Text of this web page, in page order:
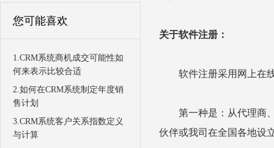
您可能喜欢
1.CRM系统商机成交可能性如
何来表示比较合适
2.如何在CRM系统制定年度销
售计划
3.CRM系统客户关系指数定义
与计算
关于软件注册：
软件注册采用网上在
第一种是：从代理商、
伙伴或我司在全国各地设